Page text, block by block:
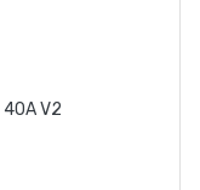
V2